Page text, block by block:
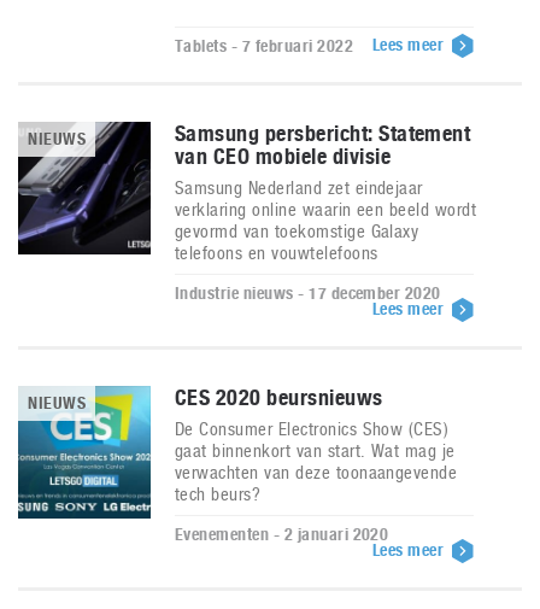
Tablets - 7 februari 2022 Lees meer
NIEUWS
Samsung persbericht: Statement
van CEO mobiele divisie
Samsung Nederland zet eindejaar
verklaring online waarin een beeld wordt
gevormd van toekomstige Galaxy
telefoons en vouwtelefoons
Industrie nieuws - 17 december 2020
Lees meer
NIEUWS CES 2020 beursnieuws
De Consumer Electronics Show (CES)
gaat binnenkort van start. Wat mag je
verwachten van deze toonaangevende
tech beurs?
Evenementen - 2 januari 2020
Lees meer